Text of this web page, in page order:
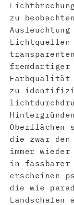
zu
Lichtquellen
fremdartiger
Farbqualität
zu
Oberflächen
die zwar den
immer
in fassbarer
erscheinen
die wie